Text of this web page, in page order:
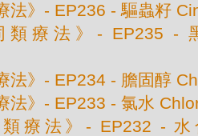
法》- EP236 - 驅蟲籽
類療法》- EP235 -
法》- EP234 - 膽固醇
法》- EP233 - 氯水
療法》- EP232 - 水